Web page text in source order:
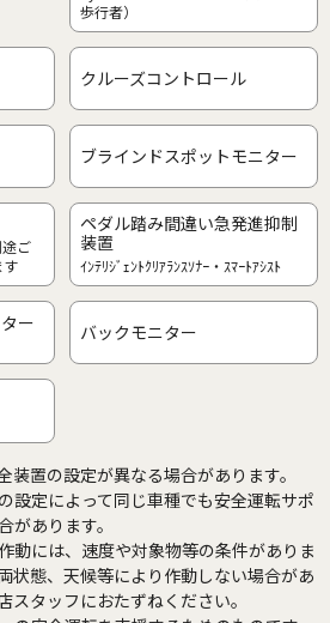
歩行者）
クルーズコントロール
ブラインドスポットモニター
ご
す
ペダル踏み間違い急発進抑制
装置
ｲﾝﾃﾘｼﾞｪﾝﾄｸﾘｱﾗﾝｽｿﾅｰ・ｽﾏｰﾄｱｼｽﾄ
ー
バックモニター
装置の設定が異なる場合があります。
設定によって同じ車種でも安全運転サポ
があります。
動には、速度や対象物等の条件がありま
状態、天候等により作動しない場合があ
スタッフにおたずねください。